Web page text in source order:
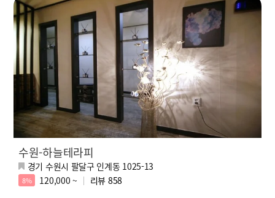
수원-하늘테라피
경기 수원시 팔달구 인계동 1025-13
8% 120,000 ~ 리뷰 858